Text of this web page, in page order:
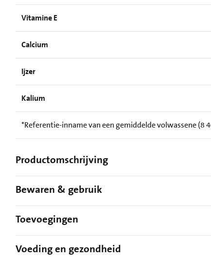
Vitamine E
Calcium
Ijzer
Kalium
*Referentie-inname van een gemiddelde volwassene (8
Productomschrijving
Bewaren & gebruik
Toevoegingen
Voeding en gezondheid